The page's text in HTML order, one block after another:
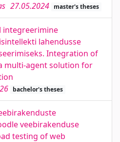
27.05.2024 master's theses
integreerimine
lahendusse
Integration of
multi-agent solution for
bachelor's theses
veebirakenduse
testing of web